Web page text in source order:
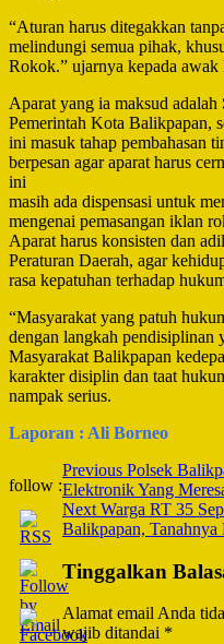
“Aturan harus ditegakkan
melindungi semua pihak,
Rokok.” ujarnya kepada
Aparat yang ia maksud adalah
Pemerintah Kota Balikpapan,
ini masuk tahap pembahasan
berpesan agar aparat harus
ini
masih ada dispensasi untuk
mengenai pemasangan iklan
Aparat harus konsisten dan
Peraturan Daerah, agar
rasa kepatuhan terhadap
“Masyarakat yang patuh
dengan langkah pendisiplinan
Masyarakat Balikpapan
karakter disiplin dan taat
nampak serius.
Laporan : Ali Borneo
follow :
Post
Navigation
Previous Polsek
Elektronik Yang
Next Warga RT 35
Balikpapan,
Tinggalkan
Alamat email Anda
wajib ditandai *